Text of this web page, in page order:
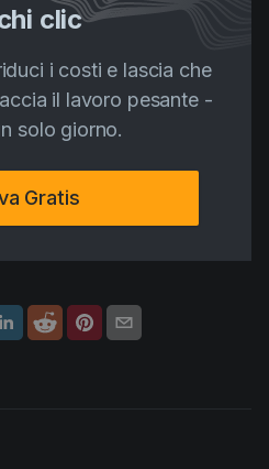
clic
i costi e lascia che
il lavoro pesante -
solo giorno.
Gratis